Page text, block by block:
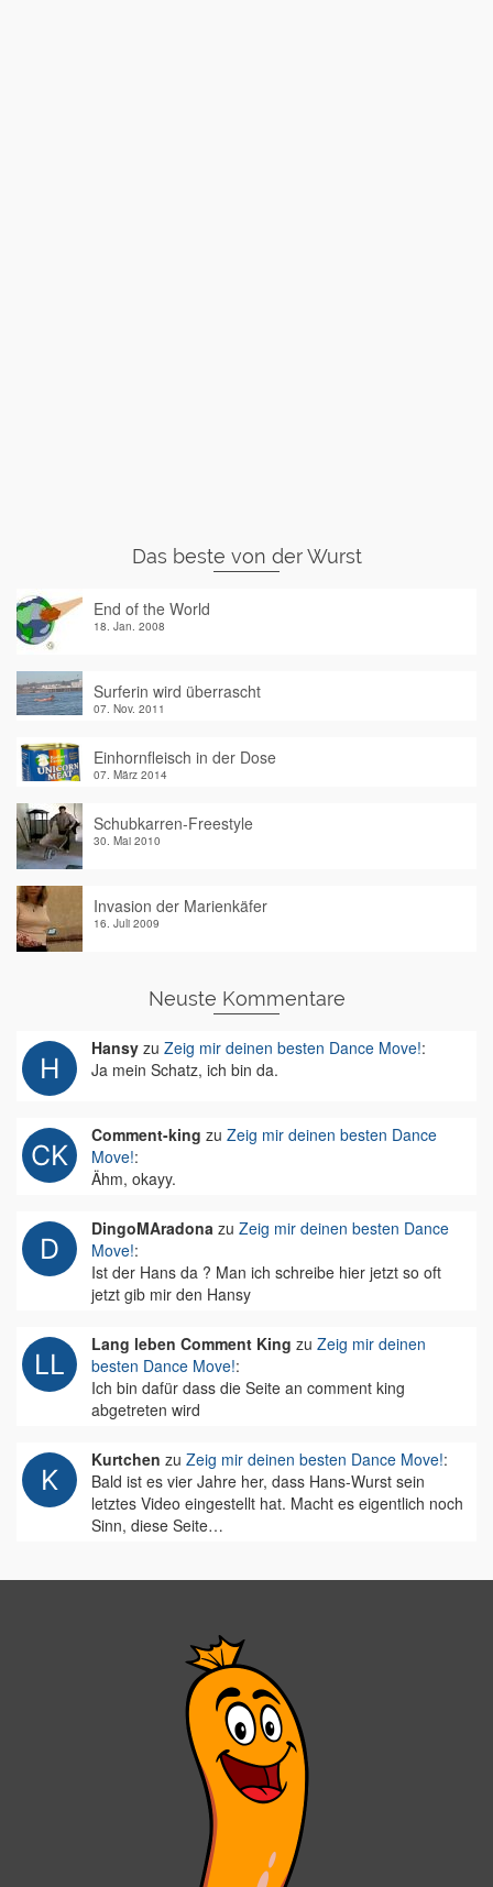
Das beste von der Wurst
End of the World
18. Jan. 2008
Surferin wird überrascht
07. Nov. 2011
Einhornfleisch in der Dose
07. März 2014
Schubkarren-Freestyle
30. Mai 2010
Invasion der Marienkäfer
16. Juli 2009
Neuste Kommentare
Hansy zu Zeig mir deinen besten Dance Move!:
Ja mein Schatz, ich bin da.
Comment-king zu Zeig mir deinen besten Dance
Move!:
Ähm, okayy.
DingoMAradona zu Zeig mir deinen besten Dance
Move!:
Ist der Hans da ? Man ich schreibe hier jetzt so oft
jetzt gib mir den Hansy
Lang leben Comment King zu Zeig mir deinen
besten Dance Move!:
Ich bin dafür dass die Seite an comment king
abgetreten wird
Kurtchen zu Zeig mir deinen besten Dance Move!:
Bald ist es vier Jahre her, dass Hans-Wurst sein
letztes Video eingestellt hat. Macht es eigentlich noch
Sinn, diese Seite…